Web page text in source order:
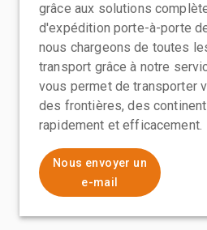
grâce aux solutions
d'expédition porte-à-porte
nous chargeons de toutes
transport grâce à notre
vous permet de transporter
des frontières, des
rapidement et efficacement.
Nous envoyer un
e-mail